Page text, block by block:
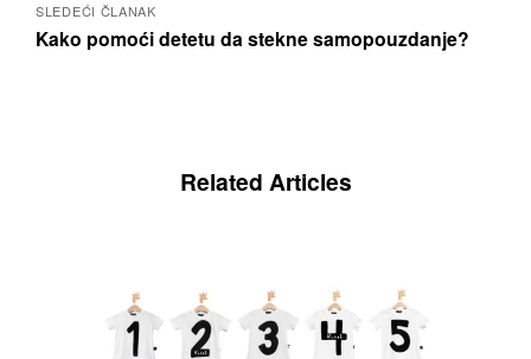
SLEDEĆI ČLANAK
Kako pomoći detetu da stekne samopouzdanje?
Related Articles